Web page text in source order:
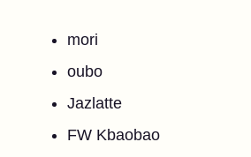
mori
oubo
Jazlatte
FW Kbaobao